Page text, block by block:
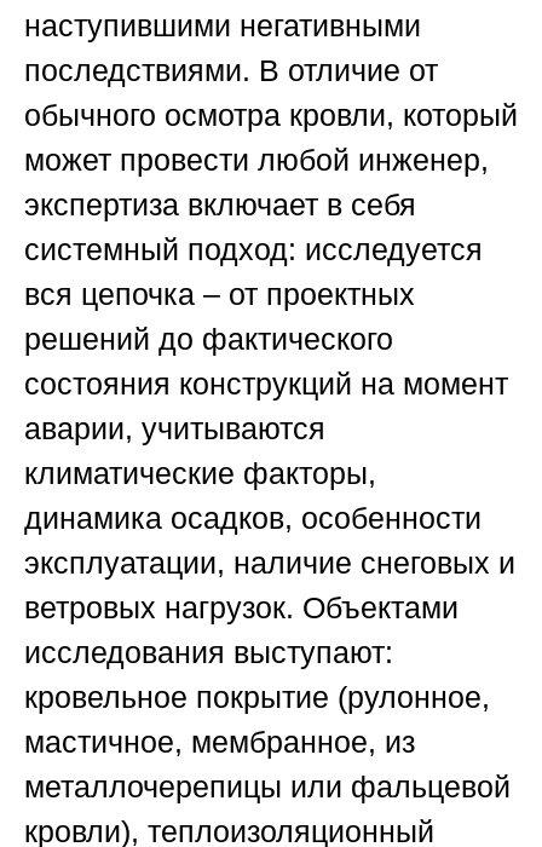
наступившими негативными
последствиями. В отличие от
обычного осмотра кровли, который
может провести любой инженер,
экспертиза включает в себя
системный подход: исследуется
вся цепочка – от проектных
решений до фактического
состояния конструкций на момент
аварии, учитываются
климатические факторы,
динамика осадков, особенности
эксплуатации, наличие снеговых и
ветровых нагрузок. Объектами
исследования выступают:
кровельное покрытие (рулонное,
мастичное, мембранное, из
металлочерепицы или фальцевой
кровли), теплоизоляционный